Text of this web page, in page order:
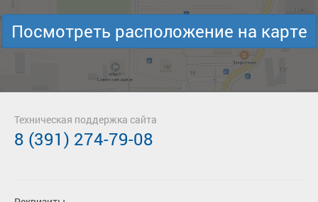
Посмотреть расположение на карте
Техническая поддержка сайта
8 (391) 274-79-08